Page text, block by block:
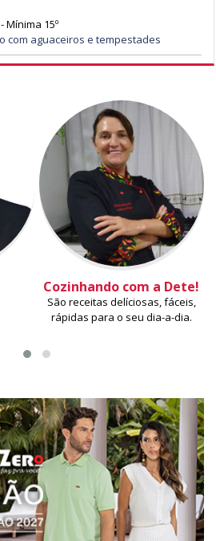
Mínima 15º
com aguaceiros e tempestades
Cozinhando com a Dete!
São receitas delíciosas, fáceis,
rápidas para o seu dia-a-dia.